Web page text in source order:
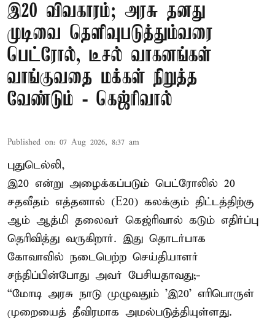
இ20 விவகாரம்; அரசு தனது
முடிவை தெளிவுபடுத்தும்வரை
பெட்ரோல், டீசல் வாகனங்கள்
வாங்குவதை மக்கள் நிறுத்த
வேண்டும் - கெஜ்ரிவால்
Published on: 07 Aug 2026, 8:37 am
புதுடெல்லி,
இ20 என்று அழைக்கப்படும் பெட்ரோலில் 20
சதவீதம் எத்தனால் (E20) கலக்கும் திட்டத்திற்கு
ஆம் ஆத்மி தலைவர் கெஜ்ரிவால் கடும் எதிர்ப்பு
தெரிவித்து வருகிறார். இது தொடர்பாக
கோவாவில் நடைபெற்ற செய்தியாளர்
சந்திப்பின்போது அவர் பேசியதாவது;-
“மோடி அரசு நாடு முழுவதும் 'இ20’ எரிபொருள்
முறையைத் தீவிரமாக அமல்படுத்தியுள்ளது.